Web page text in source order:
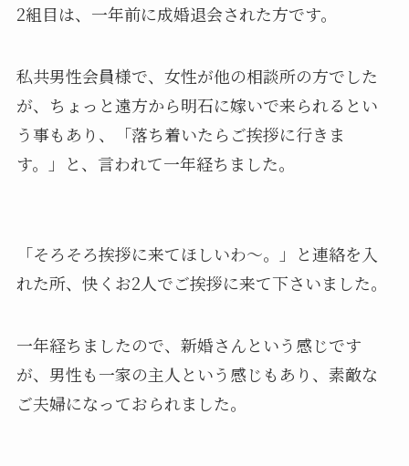
2組目は、一年前に成婚退会された方です。
私共男性会員様で、女性が他の相談所の方でした
が、ちょっと遠方から明石に嫁いで来られるとい
う事もあり、「落ち着いたらご挨拶に行きま
す。」と、言われて一年経ちました。
「そろそろ挨拶に来てほしいわ〜。」と連絡を入
れた所、快くお2人でご挨拶に来て下さいました。
一年経ちましたので、新婚さんという感じです
が、男性も一家の主人という感じもあり、素敵な
ご夫婦になっておられました。